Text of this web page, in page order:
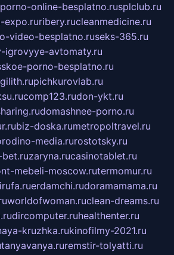
porno-online-besplatno.rusplclub.ru
expo.ruribery.rucleanmedicine.ru
video-besplatno.ruseks-365.ru
igrovyye-avtomaty.ru
porno-besplatno.ru
pichkurovlab.ru
comp123.rudon-ykt.ru
domashnee-porno.ru
biz-doska.rumetropoltravel.ru
media.rurostotsky.ru
zaryna.rucasinotablet.ru
mebeli-moscow.rutermomur.ru
erdamchi.rudoramamama.ru
worldofwoman.ruclean-dreams.ru
dircomputer.ruhealthenter.ru
kruzhka.rukinofilmy-2021.ru
tanyavanya.ruremstir-tolyatti.ru